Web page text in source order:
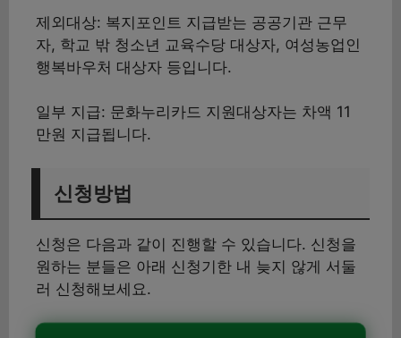
제외대상: 복지포인트 지급받는 공공기관 근무
자, 학교 밖 청소년 교육수당 대상자, 여성농업인
행복바우처 대상자 등입니다.
일부 지급: 문화누리카드 지원대상자는 차액 11
만원 지급됩니다.
신청방법
신청은 다음과 같이 진행할 수 있습니다. 신청을
원하는 분들은 아래 신청기한 내 늦지 않게 서둘
러 신청해보세요.